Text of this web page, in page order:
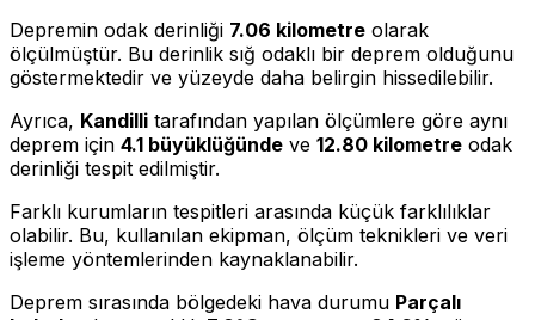
Depremin odak derinliği 7.06 kilometre olarak
ölçülmüştür. Bu derinlik sığ odaklı bir deprem olduğunu
göstermektedir ve yüzeyde daha belirgin hissedilebilir.
Ayrıca, Kandilli tarafından yapılan ölçümlere göre aynı
deprem için 4.1 büyüklüğünde ve 12.80 kilometre odak
derinliği tespit edilmiştir.
Farklı kurumların tespitleri arasında küçük farklılıklar
olabilir. Bu, kullanılan ekipman, ölçüm teknikleri ve veri
işleme yöntemlerinden kaynaklanabilir.
Deprem sırasında bölgedeki hava durumu Parçalı